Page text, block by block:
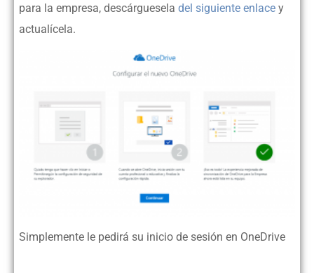
para la empresa, descárguesela del siguiente enlace y
actualícela.
Simplemente le pedirá su inicio de sesión en OneDrive